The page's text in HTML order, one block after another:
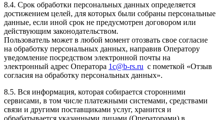
8.4. Срок обработки персональных данных определяется
достижением целей, для которых были собраны персональные
данные, если иной срок не предусмотрен договором или
действующим законодательством.
Пользователь может в любой момент отозвать свое согласие
на обработку персональных данных, направив Оператору
уведомление посредством электронной почты на
электронный адрес Оператора 1c@b-rs.ru с пометкой «Отзыв
согласия на обработку персональных данных».
8.5. Вся информация, которая собирается сторонними
сервисами, в том числе платежными системами, средствами
связи и другими поставщиками услуг, хранится и